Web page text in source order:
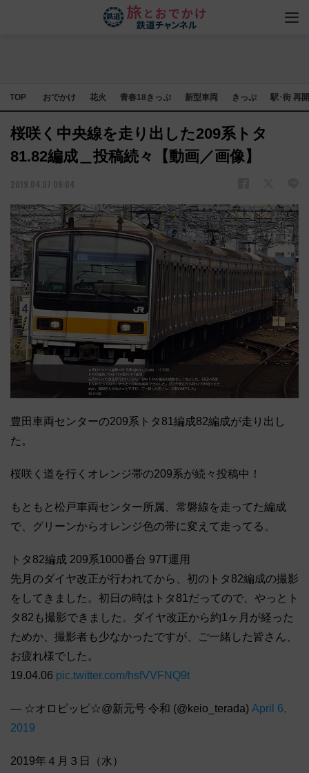
TOP おでかけ 花火 青春18きっぷ 新型車両 きっぷ 駅･街 再
桜咲く中央線を走り出した209系トタ
81.82編成＿投稿続々【動画／画像】
2019.04.07 09:04
豊田車両センターの209系トタ81編成82編成が走り出し
た。
桜咲く道を行くオレンジ帯の209系が続々投稿中！
もともと松戸車両センター所属、常磐線を走ってた編成
で、グリーンからオレンジ色の帯に変えて走ってる。
トタ82編成 209系1000番台 97T運用
先月のダイヤ改正が行われてから、初のトタ82編成の撮影
をしてきました。初日の時はトタ81だってので、やっとト
タ82も撮影できました。ダイヤ改正から約1ヶ月が経った
ためか、撮影者も少なかったですが、ご一緒した皆さん、
お疲れ様でした。
19.04.06 pic.twitter.com/hsfVVFNQ9t
— ☆オロピッピ☆@新元号 令和 (@keio_terada) April 6,
2019
2019年４月３日（水）